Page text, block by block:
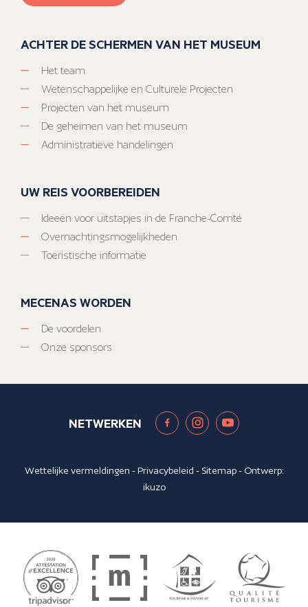
ACHTER DE SCHERMEN VAN HET MUSEUM
Het team
Wetenschappelijke en Culturele Projecten
Projecten van het museum
De geheimen van het museum
Administratieve handelingen
UW REIS VOORBEREIDEN
Ideeën voor uitstapjes in de Franche-Comté
Overnachtingsmogelijkheden
Toeristische informatie
MECENAS WORDEN
De voordelen
Onze sponsors
NETWERKEN
Wettelijke vermeldingen -Privacybeleid - Sitemap- Ontwerp:
ikuzo